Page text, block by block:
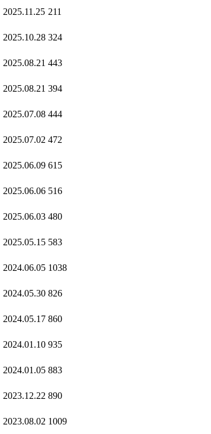
2025.11.25 211
2025.10.28 324
2025.08.21 443
2025.08.21 394
2025.07.08 444
2025.07.02 472
2025.06.09 615
2025.06.06 516
2025.06.03 480
2025.05.15 583
2024.06.05 1038
2024.05.30 826
2024.05.17 860
2024.01.10 935
2024.01.05 883
2023.12.22 890
2023.08.02 1009